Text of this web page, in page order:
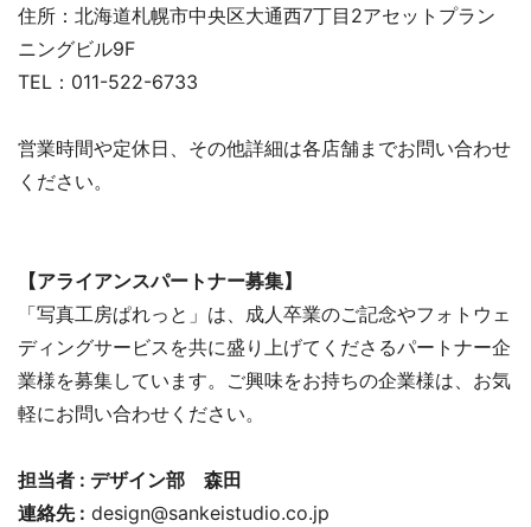
住所：北海道札幌市中央区大通西7丁目2アセットプラン
ニングビル9F
TEL：011-522-6733
営業時間や定休日、その他詳細は各店舗までお問い合わせ
ください。
【アライアンスパートナー募集】
「写真工房ぱれっと」は、成人卒業のご記念やフォトウェ
ディングサービスを共に盛り上げてくださるパートナー企
業様を募集しています。ご興味をお持ちの企業様は、お気
軽にお問い合わせください。
担当者 : デザイン部 森田
連絡先 : design@sankeistudio.co.jp